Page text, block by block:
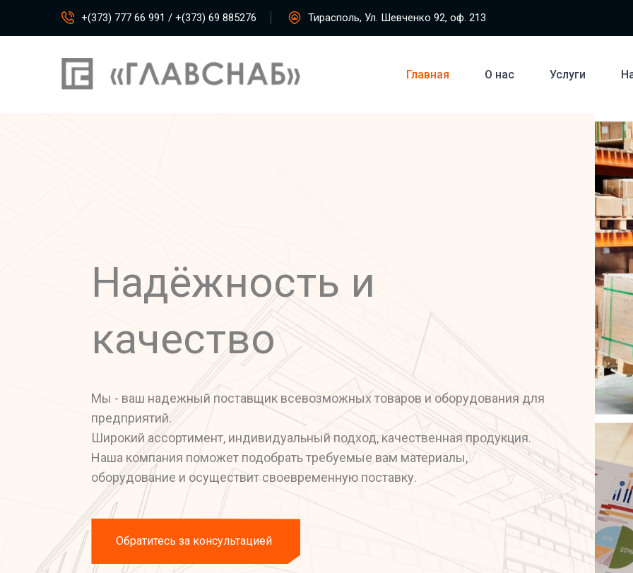
+(373) 777 66 991 / +(373) 69 885276 Тирасполь, Ул. Шевченко 92, оф. 213
Главная О нас Услуги
Надёжность и
качество
Мы - ваш надежный поставщик всевозможных товаров и оборудования для
предприятий.
Широкий ассортимент, индивидуальный подход, качественная продукция.
Наша компания поможет подобрать требуемые вам материалы,
оборудование и осуществит своевременную поставку.
Обратитесь за консультацией